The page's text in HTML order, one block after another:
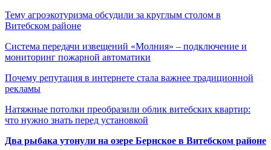
Тему агроэкотуризма обсудили за круглым столом в
Витебском районе
Система передачи извещений «Молния» – подключение и
мониторинг пожарной автоматики
Почему репутация в интернете стала важнее традиционной
рекламы
Натяжные потолки преобразили облик витебских квартир:
что нужно знать перед установкой
Два рыбака утонули на озере Бернское в Витебском районе